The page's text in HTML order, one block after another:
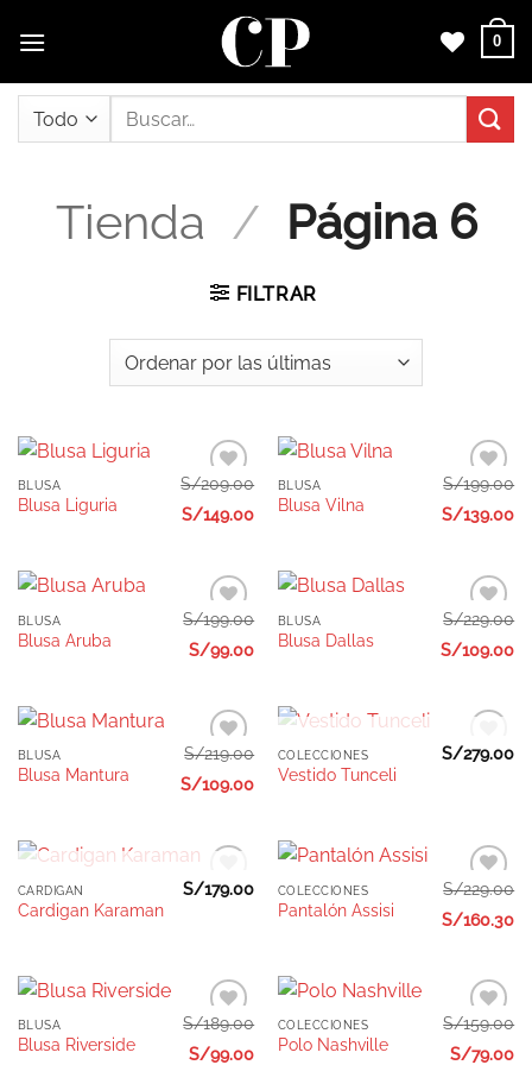
0
Buscar
Tienda / Página 6
FILTRAR
Añadir
a la
lista de
BLUSA
Blusa Liguria
S/209.00
S/149.00
Añadir
a la
lista de
BLUSA
Blusa Vilna
S/199.00
S/139.00
Añadir
a la
lista de
BLUSA
Blusa Aruba
S/199.00
S/99.00
Añadir
a la
lista de
BLUSA
Blusa Dallas
S/229.00
S/109.00
Añadir
a la
lista de
BLUSA
Blusa Mantura
S/219.00
S/109.00
Añadir
AGOTADO
COLECCIONES
Vestido Tunceli
S/279.00
Añadir
CARDIGAN
Cardigan Karaman
S/179.00
Añadir
a la
lista de
COLECCIONES
Pantalón Assisi
S/229.00
S/160.30
Añadir
a la
BLUSA
Blusa Riverside
S/189.00
S/99.00
Añadir
a la
COLECCIONES
Polo Nashville
S/159.00
S/79.00